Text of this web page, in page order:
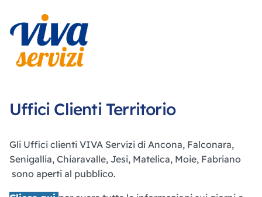
Uffici Clienti Territorio
Gli Uffici clienti VIVA Servizi di Ancona, Falconara,
Senigallia, Chiaravalle, Jesi, Matelica, Moie, Fabriano
sono aperti al pubblico.